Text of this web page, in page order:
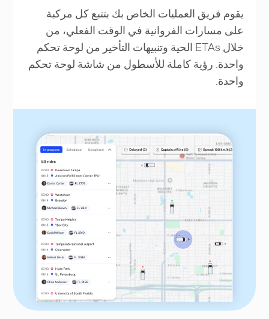
يقوم فريق العمليات الخاص بك بتتبع كل مركبة
على مسارات الفروانية في الوقت الفعلي، من
خلال ETAs الحية وتنبيهات التأخير من لوحة تحكم
واحدة. رؤية كاملة للأسطول من شاشة لوحة تحكم
واحدة.